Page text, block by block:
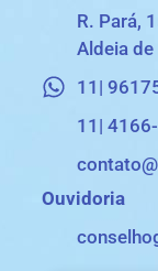
R. Pará,
Aldeia
11|
11|
Ouvidoria